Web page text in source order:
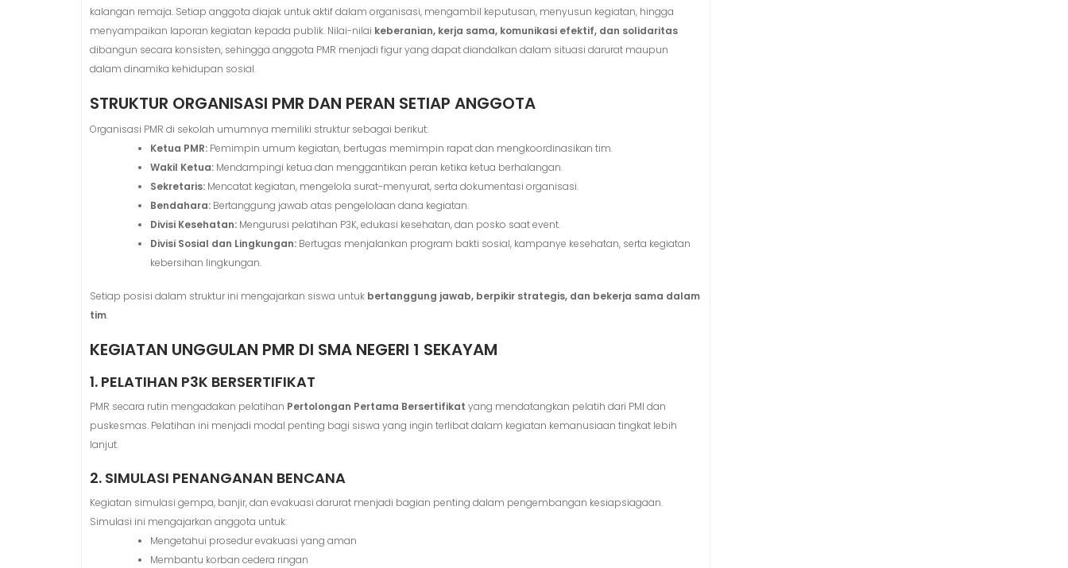
kalangan remaja. Setiap anggota diajak untuk aktif dalam organisasi, mengambil keputusan, menyusun kegiatan, hingga
menyampaikan laporan kegiatan kepada publik. Nilai-nilai keberanian, kerja sama, komunikasi efektif, dan solidaritas
dibangun secara konsisten, sehingga anggota PMR menjadi figur yang dapat diandalkan dalam situasi darurat maupun
dalam dinamika kehidupan sosial.
STRUKTUR ORGANISASI PMR DAN PERAN SETIAP ANGGOTA
Organisasi PMR di sekolah umumnya memiliki struktur sebagai berikut:
Ketua PMR: Pemimpin umum kegiatan, bertugas memimpin rapat dan mengkoordinasikan tim.
Wakil Ketua: Mendampingi ketua dan menggantikan peran ketika ketua berhalangan.
Sekretaris: Mencatat kegiatan, mengelola surat-menyurat, serta dokumentasi organisasi.
Bendahara: Bertanggung jawab atas pengelolaan dana kegiatan.
Divisi Kesehatan: Mengurusi pelatihan P3K, edukasi kesehatan, dan posko saat event.
Divisi Sosial dan Lingkungan: Bertugas menjalankan program bakti sosial, kampanye kesehatan, serta kegiatan
kebersihan lingkungan.
Setiap posisi dalam struktur ini mengajarkan siswa untuk bertanggung jawab, berpikir strategis, dan bekerja sama dalam
tim.
KEGIATAN UNGGULAN PMR DI SMA NEGERI 1 SEKAYAM
1. PELATIHAN P3K BERSERTIFIKAT
PMR secara rutin mengadakan pelatihan Pertolongan Pertama Bersertifikat yang mendatangkan pelatih dari PMI dan
puskesmas. Pelatihan ini menjadi modal penting bagi siswa yang ingin terlibat dalam kegiatan kemanusiaan tingkat lebih
lanjut.
2. SIMULASI PENANGANAN BENCANA
Kegiatan simulasi gempa, banjir, dan evakuasi darurat menjadi bagian penting dalam pengembangan kesiapsiagaan.
Simulasi ini mengajarkan anggota untuk:
Mengetahui prosedur evakuasi yang aman
Membantu korban cedera ringan